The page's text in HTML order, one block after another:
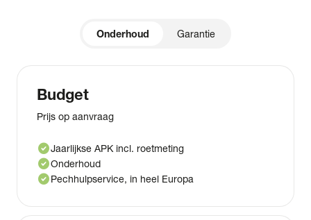
Onderhoud Garantie
Budget
Prijs op aanvraag
check_circleJaarlijkse APK incl. roetmeting
check_circleOnderhoud
check_circlePechhulpservice, in heel Europa